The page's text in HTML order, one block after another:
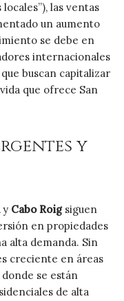
las ventas
un aumento
se debe en
internacionales
buscan capitalizar
que ofrece San
y
y Cabo Roigsiguen
en propiedades
alta demanda. Sin
creciente en áreas
donde se están
de alta